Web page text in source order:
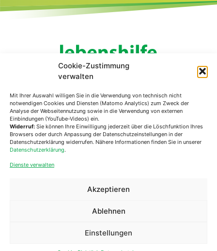
Cookie-Zustimmung
verwalten
Mit Ihrer Auswahl willigen Sie in die Verwendung von technisch nicht
notwendigen Cookies und Diensten (Matomo Analytics) zum Zweck der
Analyse der Webseitennutzung sowie in die Verwendung von externen
Einbindungen (YouTube-Videos) ein.
Widerruf: Sie können Ihre Einwilligung jederzeit über die Löschfunktion Ihres
Browsers oder durch Anpassung der Datenschutzeinstellungen in der
Datenschutzerklärung widerrufen. Nähere Informationen finden Sie in unserer
Datenschutzerklärung.
Dienste verwalten
Akzeptieren
Ablehnen
Einstellungen
Mariahilferplatz 5/1
8020 Graz
Telefon:+43 (0)650 81 25 751
Email:office@lebenshilfe-stmk.at
Newsletter